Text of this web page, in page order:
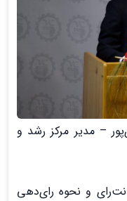
– مدیر مرکز رشد و
و نحوه رای‌دهی